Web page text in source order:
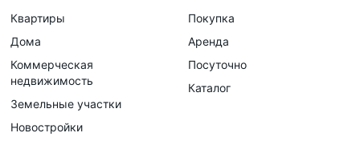
Квартиры
Дома
Коммерческая
недвижимость
Земельные участки
Новостройки
Покупка
Аренда
Посуточно
Каталог